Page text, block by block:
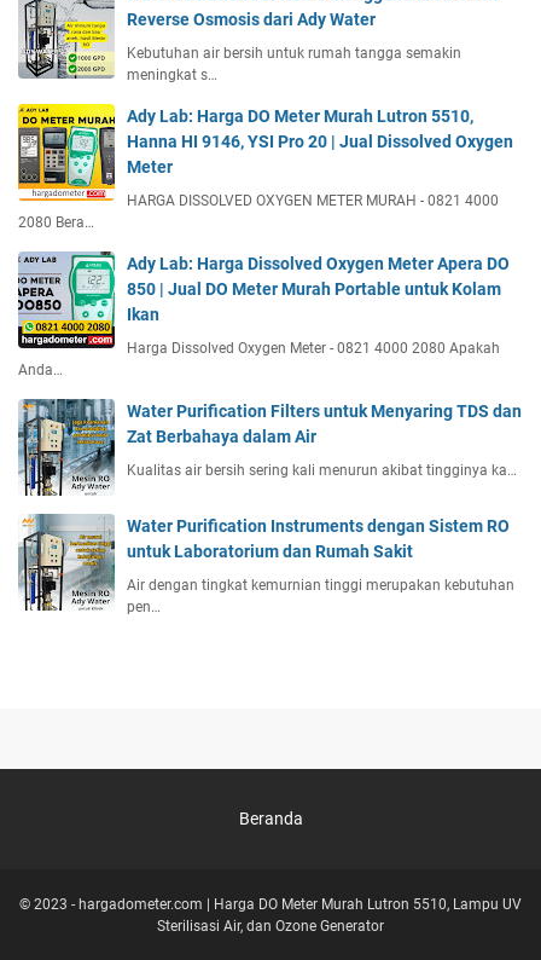
Reverse Osmosis dari Ady Water
Kebutuhan air bersih untuk rumah tangga semakin
meningkat s…
Ady Lab: Harga DO Meter Murah Lutron 5510,
Hanna HI 9146, YSI Pro 20 | Jual Dissolved Oxygen
Meter
HARGA DISSOLVED OXYGEN METER MURAH - 0821 4000
2080 Bera…
Ady Lab: Harga Dissolved Oxygen Meter Apera DO
850 | Jual DO Meter Murah Portable untuk Kolam
Ikan
Harga Dissolved Oxygen Meter - 0821 4000 2080 Apakah
Anda…
Water Purification Filters untuk Menyaring TDS dan
Zat Berbahaya dalam Air
Kualitas air bersih sering kali menurun akibat tingginya ka…
Water Purification Instruments dengan Sistem RO
untuk Laboratorium dan Rumah Sakit
Air dengan tingkat kemurnian tinggi merupakan kebutuhan
pen…
Beranda
© 2023 - hargadometer.com | Harga DO Meter Murah Lutron 5510, Lampu UV
Sterilisasi Air, dan Ozone Generator